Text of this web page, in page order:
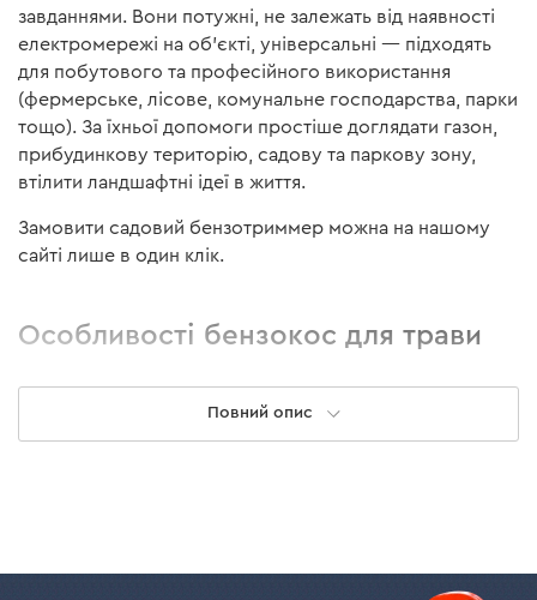
завданнями. Вони потужні, не залежать від наявності
електромережі на об'єкті, універсальні — підходять
для побутового та професійного використання
(фермерське, лісове, комунальне господарства, парки
тощо). За їхньої допомоги простіше доглядати газон,
прибудинкову територію, садову та паркову зону,
втілити ландшафтні ідеї в життя.
Замовити садовий бензотриммер можна на нашому
сайті лише в один клік.
Особливості бензокос для трави
Повний опис